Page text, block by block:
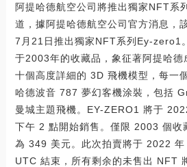
阿提哈德航空公司將推出獨家NFT系
道，據阿提哈德航空公司官方消息，
7月21日推出獨家NFT系列Ey-zero1
于2003年的收藏品，象征著阿提哈德
十個高度詳細的 3D 飛機模型，每一
哈德波音 787 夢幻客機涂裝，包括
曼城主題飛機。EY-ZERO1 將于
下午 2 點開始銷售。僅限 2003 個收
為 349 美元。此次拍賣將于 2022
UTC 結束，所有剩余的未售出 NFT